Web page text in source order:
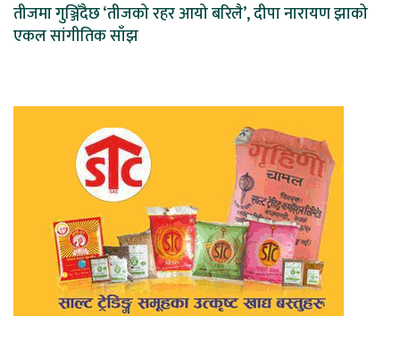
तीजमा गुञ्जिँदैछ ‘तीजको रहर आयो बरिलै’, दीपा नारायण झाको
एकल सांगीतिक साँझ